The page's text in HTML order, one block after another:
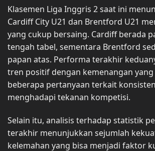
Klasemen Liga Inggris 2 saat ini
Cardiff City U21 dan Brentford U21
yang cukup bersaing. Cardiff berada
tengah tabel, sementara Brentford
papan atas. Performa terakhir
tren positif dengan kemenangan yang
beberapa pertanyaan terkait
menghadapi tekanan kompetisi.
Selain itu, analisis terhadap statistik
terakhir menunjukkan sejumlah
kelemahan yang bisa menjadi faktor